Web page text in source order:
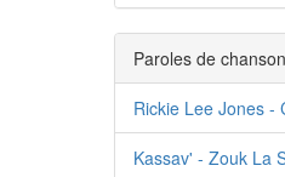
Paroles de
Rickie Lee Jones -
Kassav' - Zouk La